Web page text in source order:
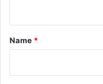
*
Name *